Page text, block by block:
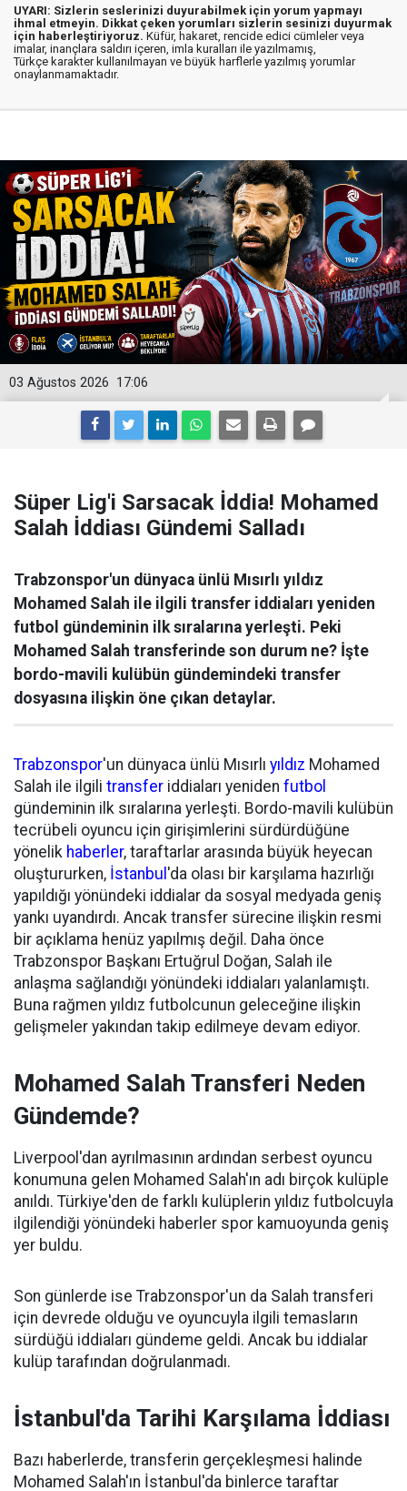
UYARI: Sizlerin seslerinizi duyurabilmek için yorum yapmayı
ihmal etmeyin. Dikkat çeken yorumları sizlerin sesinizi duyurmak
için haberleştiriyoruz. Küfür, hakaret, rencide edici cümleler veya
imalar, inançlara saldırı içeren, imla kuralları ile yazılmamış,
Türkçe karakter kullanılmayan ve büyük harflerle yazılmış yorumlar
onaylanmamaktadır.
17:06
03 Ağustos 2026
Süper Lig'i Sarsacak İddia! Mohamed
Salah İddiası Gündemi Salladı
Trabzonspor'un dünyaca ünlü Mısırlı yıldız
Mohamed Salah ile ilgili transfer iddiaları yeniden
futbol gündeminin ilk sıralarına yerleşti. Peki
Mohamed Salah transferinde son durum ne? İşte
bordo-mavili kulübün gündemindeki transfer
dosyasına ilişkin öne çıkan detaylar.
Trabzonspor'un dünyaca ünlü Mısırlı yıldız Mohamed
Salah ile ilgili transfer iddiaları yeniden futbol
gündeminin ilk sıralarına yerleşti. Bordo-mavili kulübün
tecrübeli oyuncu için girişimlerini sürdürdüğüne
yönelik haberler, taraftarlar arasında büyük heyecan
oluştururken, İstanbul 'da olası bir karşılama hazırlığı
yapıldığı yönündeki iddialar da sosyal medyada geniş
yankı uyandırdı. Ancak transfer sürecine ilişkin resmi
bir açıklama henüz yapılmış değil. Daha önce
Trabzonspor Başkanı Ertuğrul Doğan, Salah ile
anlaşma sağlandığı yönündeki iddiaları yalanlamıştı.
Buna rağmen yıldız futbolcunun geleceğine ilişkin
gelişmeler yakından takip edilmeye devam ediyor.
Mohamed Salah Transferi Neden
Gündemde?
Liverpool'dan ayrılmasının ardından serbest oyuncu
konumuna gelen Mohamed Salah'ın adı birçok kulüple
anıldı. Türkiye'den de farklı kulüplerin yıldız futbolcuyla
ilgilendiği yönündeki haberler spor kamuoyunda geniş
yer buldu.
Son günlerde ise Trabzonspor'un da Salah transferi
için devrede olduğu ve oyuncuyla ilgili temasların
sürdüğü iddiaları gündeme geldi. Ancak bu iddialar
kulüp tarafından doğrulanmadı.
İstanbul'da Tarihi Karşılama İddiası
Bazı haberlerde, transferin gerçekleşmesi halinde
Mohamed Salah'ın İstanbul'da binlerce taraftar